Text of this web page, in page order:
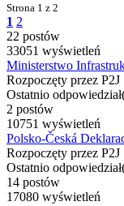
Strona 1 z 2
1 2
22 postów
33051 wyświetleń
Ministerstwo
Rozpoczęty przez P2J
Ostatnio
2 postów
10751 wyświetleń
Polsko-Česká
Rozpoczęty przez P2J
Ostatnio
14 postów
17080 wyświetleń